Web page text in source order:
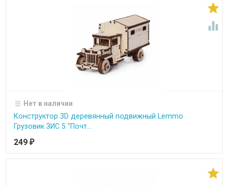


Нет в наличии
Конструктор 3D деревянный подвижный Lemmo
Грузовик ЗИС 5 "Почт...
249 ₽
